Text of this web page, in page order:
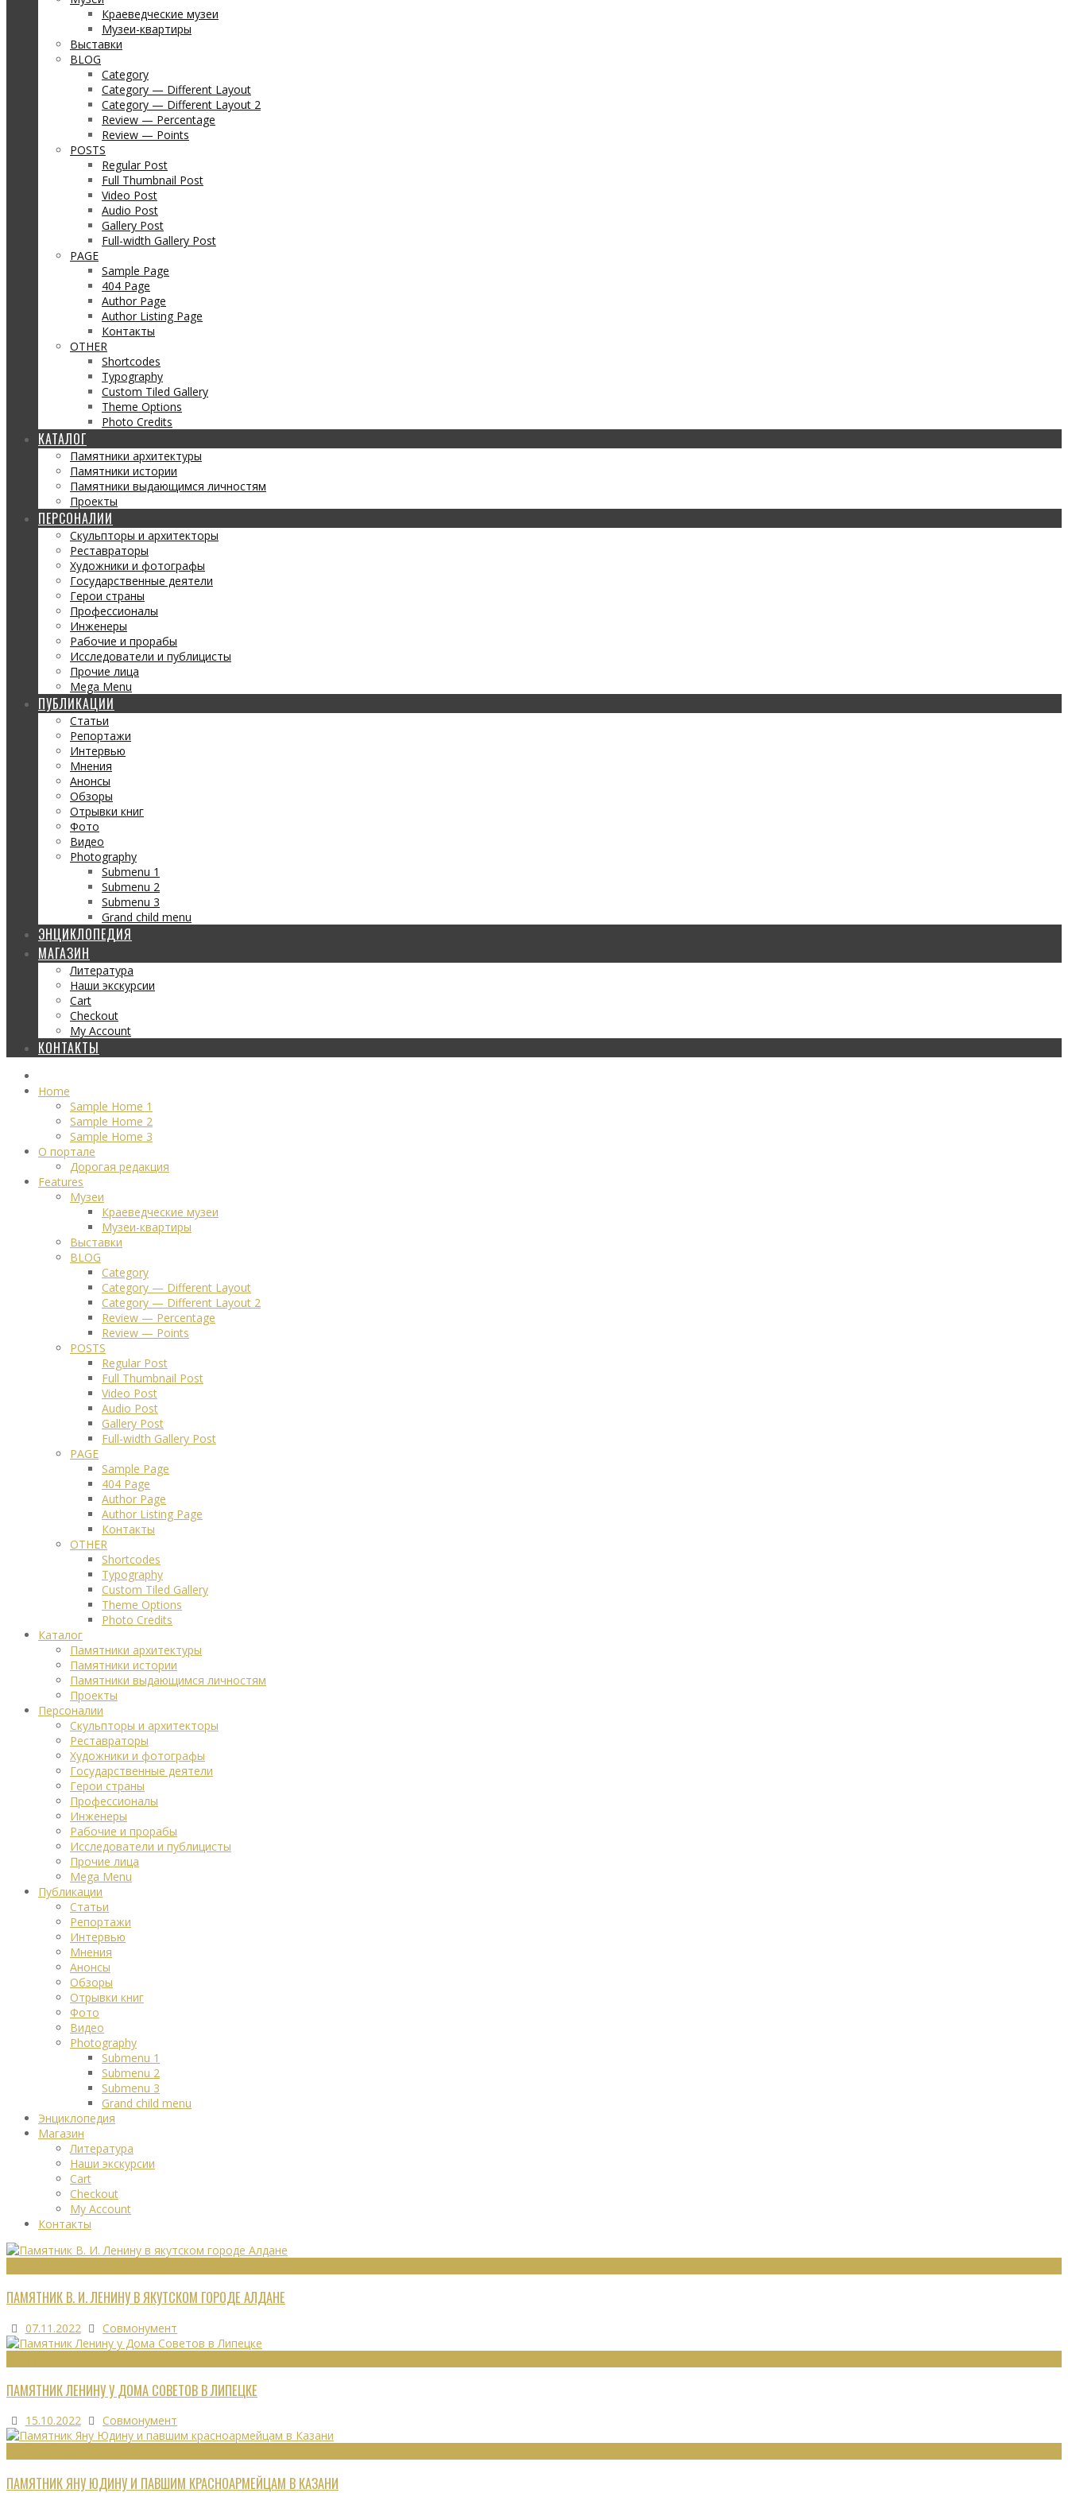
Краеведческие музеи
Музеи-квартиры
Выставки
BLOG
Category
Category — Different Layout
Category — Different Layout 2
Review — Percentage
Review — Points
POSTS
Regular Post
Full Thumbnail Post
Video Post
Audio Post
Gallery Post
Full-width Gallery Post
PAGE
Sample Page
404 Page
Author Page
Author Listing Page
Контакты
OTHER
Shortcodes
Typography
Custom Tiled Gallery
Theme Options
Photo Credits
КАТАЛОГ
Памятники архитектуры
Памятники истории
Памятники выдающимся личностям
Проекты
ПЕРСОНАЛИИ
Скульпторы и архитекторы
Реставраторы
Художники и фотографы
Государственные деятели
Герои страны
Профессионалы
Инженеры
Рабочие и прорабы
Исследователи и публицисты
Прочие лица
Mega Menu
ПУБЛИКАЦИИ
Статьи
Репортажи
Интервью
Мнения
Анонсы
Обзоры
Отрывки книг
Фото
Видео
Photography
Submenu 1
Submenu 2
Submenu 3
Grand child menu
ЭНЦИКЛОПЕДИЯ
МАГАЗИН
Литература
Наши экскурсии
Cart
Checkout
My Account
КОНТАКТЫ
Home
Sample Home 1
Sample Home 2
Sample Home 3
О портале
Дорогая редакция
Features
Музеи
Краеведческие музеи
Музеи-квартиры
Выставки
BLOG
Category
Category — Different Layout
Category — Different Layout 2
Review — Percentage
Review — Points
POSTS
Regular Post
Full Thumbnail Post
Video Post
Audio Post
Gallery Post
Full-width Gallery Post
PAGE
Sample Page
404 Page
Author Page
Author Listing Page
Контакты
OTHER
Shortcodes
Typography
Custom Tiled Gallery
Theme Options
Photo Credits
Каталог
Памятники архитектуры
Памятники истории
Памятники выдающимся личностям
Проекты
Персоналии
Скульпторы и архитекторы
Реставраторы
Художники и фотографы
Государственные деятели
Герои страны
Профессионалы
Инженеры
Рабочие и прорабы
Исследователи и публицисты
Прочие лица
Mega Menu
Публикации
Статьи
Репортажи
Интервью
Мнения
Анонсы
Обзоры
Отрывки книг
Фото
Видео
Photography
Submenu 1
Submenu 2
Submenu 3
Grand child menu
Энциклопедия
Магазин
Литература
Наши экскурсии
Cart
Checkout
My Account
Контакты
ПАМЯТНИК В. И. ЛЕНИНУ В ЯКУТСКОМ ГОРОДЕ АЛДАНЕ
07.11.2022 Совмонумент
ПАМЯТНИК ЛЕНИНУ У ДОМА СОВЕТОВ В ЛИПЕЦКЕ
15.10.2022 Совмонумент
ПАМЯТНИК ЯНУ ЮДИНУ И ПАВШИМ КРАСНОАРМЕЙЦАМ В КАЗАНИ